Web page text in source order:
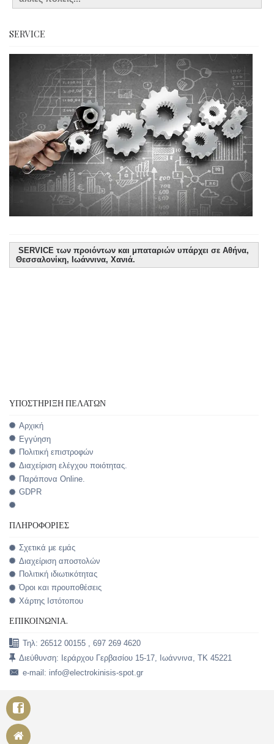
SERVICE
SERVICE των προιόντων και μπαταριών υπάρχει σε Αθήνα,
Θεσσαλονίκη, Ιωάννινα, Χανιά.
ΥΠΟΣΤΉΡΙΞΗ ΠΕΛΑΤΏΝ
Αρχική
Εγγύηση
Πολιτική επιστροφών
Διαχείριση ελέγχου ποιότητας.
Παράπονα Online.
GDPR
ΠΛΗΡΟΦΟΡΊΕΣ
Σχετικά με εμάς
Διαχείριση αποστολών
Πολιτική ιδιωτικότητας
Όροι και προυποθέσεις
Χάρτης Ιστότοπου
ΕΠΙΚΟΙΝΩΝΊΑ.
Τηλ: 26512 00155 , 697 269 4620
Διεύθυνση: Ιεράρχου Γερβασίου 15-17, Ιωάννινα, TK 45221
e-mail: info@electrokinisis-spot.gr